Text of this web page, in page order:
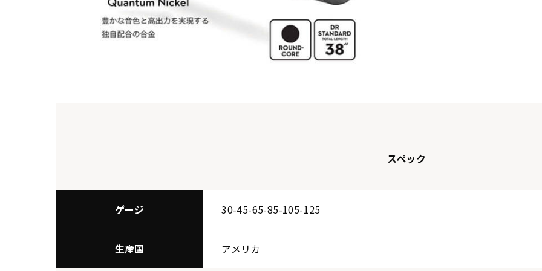
スペック
ゲージ 30-45-65-85-105-125
生産国 アメリカ